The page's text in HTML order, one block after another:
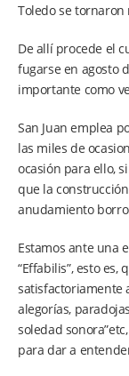
Toledo se
De allí procede el
fugarse en agosto
importante como
San Juan emplea
las miles de
ocasión para ello,
que la
anudamiento
Estamos ante una
“Effabilis”, esto
satisfactoriamente
alegorías,
soledad
para dar a